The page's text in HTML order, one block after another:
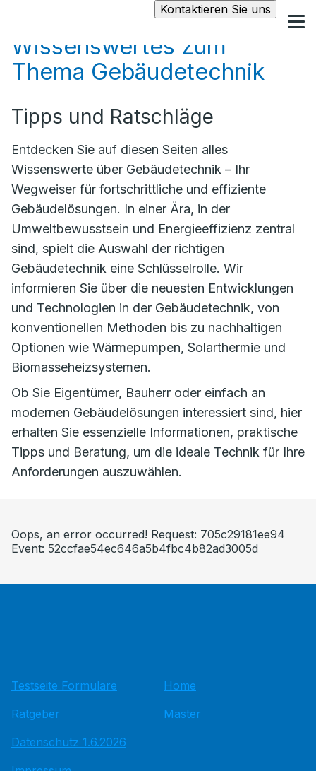
Kontaktieren Sie uns
Wissenswertes zum
Thema Gebäudetechnik
Tipps und Ratschläge
Entdecken Sie auf diesen Seiten alles
Wissenswerte über Gebäudetechnik – Ihr
Wegweiser für fortschrittliche und effiziente
Gebäudelösungen. In einer Ära, in der
Umweltbewusstsein und Energieeffizienz zentral
sind, spielt die Auswahl der richtigen
Gebäudetechnik eine Schlüsselrolle. Wir
informieren Sie über die neuesten Entwicklungen
und Technologien in der Gebäudetechnik, von
konventionellen Methoden bis zu nachhaltigen
Optionen wie Wärmepumpen, Solarthermie und
Biomasseheizsystemen.
Ob Sie Eigentümer, Bauherr oder einfach an
modernen Gebäudelösungen interessiert sind, hier
erhalten Sie essenzielle Informationen, praktische
Tipps und Beratung, um die ideale Technik für Ihre
Anforderungen auszuwählen.
Oops, an error occurred! Request: 705c29181ee94
Event: 52ccfae54ec646a5b4fbc4b82ad3005d
Testseite Formulare
Ratgeber
Datenschutz 1.6.2026
Home
Master